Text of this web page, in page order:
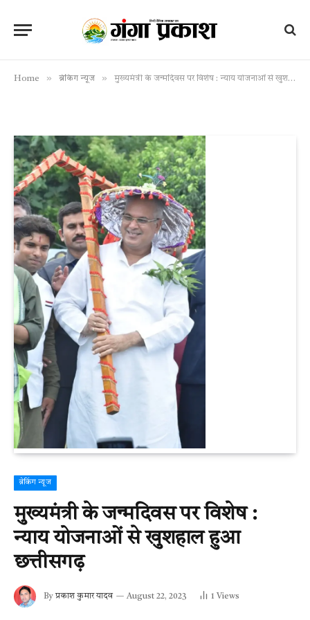
Home » ब्रेकिंग न्यूज » मुख्यमंत्री के जन्मदिवस पर विशेष : न्याय योजनाओं से खुशहाल हुआ छत्तीसगढ़
ब्रेकिंग न्यूज
मुख्यमंत्री के जन्मदिवस पर विशेष :
न्याय योजनाओं से खुशहाल हुआ
छत्तीसगढ़
By प्रकाश कुमार यादव August 22, 2023 1 Views